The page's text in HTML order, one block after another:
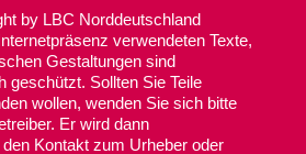
by LBC Norddeutschland
verwendeten Texte,
Gestaltungen sind
geschützt. Sollten Sie Teile
wollen, wenden Sie sich bitte
Er wird dann
Kontakt zum Urheber oder